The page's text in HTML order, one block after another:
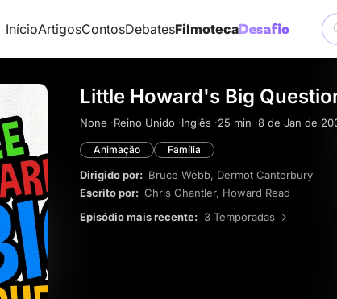
InícioArtigosContosDebatesFilmoteca
Little Howard's Big
None ·Reino Unido ·Inglês ·25 min ·8 de Jan de
Animação Família
Dirigido por: Bruce Webb, Dermot Canterbury
Escrito por: Chris Chantler, Howard Read
Episódio mais recente: 3 Temporadas